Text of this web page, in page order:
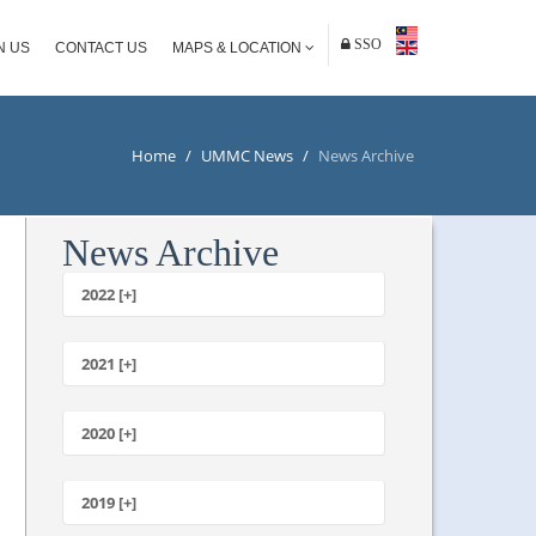
US CONTACT US MAPS & LOCATION SSO
Home / UMMC News / News Archive
News Archive
2022 [+]
2021 [+]
October
July
2020 [+]
January
2019 [+]